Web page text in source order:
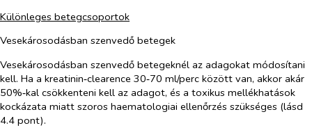
Különleges betegcsoportok
Vesekárosodásban szenvedő betegek
Vesekárosodásban szenvedő betegeknél az adagokat módosítani
kell. Ha a kreatinin‑clearence 30‑70 ml/perc között van, akkor akár
50%‑kal csökkenteni kell az adagot, és a toxikus mellékhatások
kockázata miatt szoros haematologiai ellenőrzés szükséges (lásd
4.4 pont).